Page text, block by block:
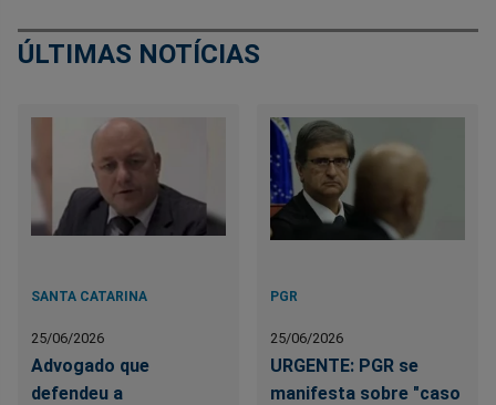
ÚLTIMAS NOTÍCIAS
SANTA CATARINA
25/06/2026
Advogado que
defendeu a
PGR
25/06/2026
URGENTE: PGR se
manifesta sobre "caso